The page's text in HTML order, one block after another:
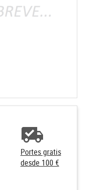
Portes gratis
desde 100 €